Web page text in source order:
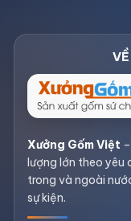
Xưởng Gốm Việt
lượng lớn theo yêu
trong và ngoài
sự kiện.